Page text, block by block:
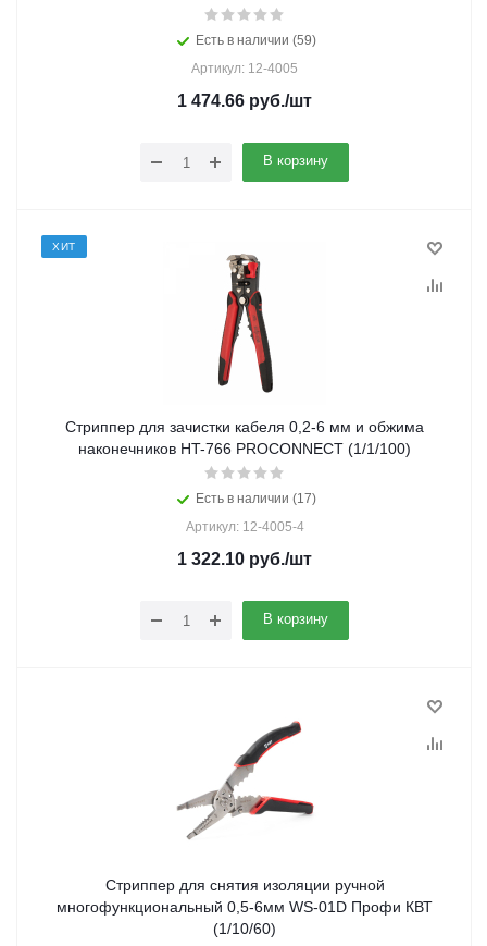
Есть в наличии (59)
Артикул: 12-4005
1 474.66 руб./шт
В корзину
ХИТ
Стриппер для зачистки кабеля 0,2-6 мм и обжима
наконечников HT-766 PROCONNECT (1/1/100)
Есть в наличии (17)
Артикул: 12-4005-4
1 322.10 руб./шт
В корзину
Стриппер для снятия изоляции ручной
многофункциональный 0,5-6мм WS-01D Профи КВТ
(1/10/60)